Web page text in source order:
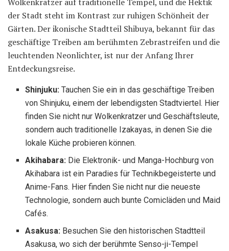
der Stadt steht im Kontrast zur ruhigen Schönheit der
Gärten. Der ikonische Stadtteil Shibuya, bekannt für das
geschäftige Treiben am berühmten Zebrastreifen und die
leuchtenden Neonlichter, ist nur der Anfang Ihrer
Entdeckungsreise.
Shinjuku: Tauchen Sie ein in das geschäftige Treiben
von Shinjuku, einem der lebendigsten Stadtviertel. Hier
finden Sie nicht nur Wolkenkratzer und Geschäftsleute,
sondern auch traditionelle Izakayas, in denen Sie die
lokale Küche probieren können.
Akihabara: Die Elektronik- und Manga-Hochburg von
Akihabara ist ein Paradies für Technikbegeisterte und
Anime-Fans. Hier finden Sie nicht nur die neueste
Technologie, sondern auch bunte Comicläden und Maid
Cafés.
Asakusa: Besuchen Sie den historischen Stadtteil
Asakusa, wo sich der berühmte Senso-ji-Tempel